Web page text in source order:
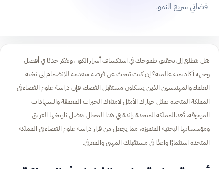
فضائي سريع النمو.
هل تتطلع إلى تحقيق طموحك في استكشاف أسرار الكون وتفكر جديًا في أفضل
وجهة أكاديمية عالمية؟ إن كنت تبحث عن فرصة متقدمة للانضمام إلى نخبة
العلماء والمهندسين الذين يشكلون مستقبل الفضاء، فإن دراسة علوم الفضاء في
المملكة المتحدة تمثل خيارك الأمثل لامتلاك الخبرات المعمقة والشهادات
المرموقة. تُعد المملكة المتحدة رائدة في هذا المجال بفضل تاريخها العريق
ومؤسساتها البحثية المتميزة، مما يجعل من قرار دراسة علوم الفضاء في المملكة
المتحدة استثمارًا واعدًا في مستقبلك المهني والمعرفي.